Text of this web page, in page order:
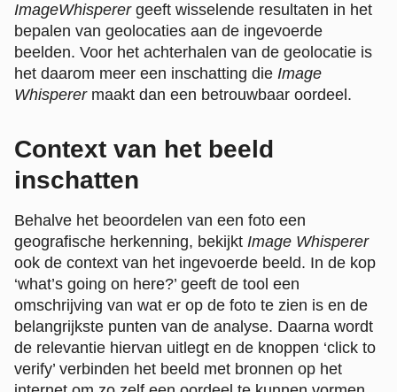
ImageWhisperergeeft wisselende resultaten in het
bepalen van geolocaties aan de ingevoerde
beelden. Voor het achterhalen van de geolocatie is
het daarom meer een inschatting die Image
Whisperer maakt dan een betrouwbaar oordeel.
Context van het beeld
inschatten
Behalve het beoordelen van een foto een
geografische herkenning, bekijkt Image Whisperer
ook de context van het ingevoerde beeld. In de kop
‘what’s going on here?’ geeft de tool een
omschrijving van wat er op de foto te zien is en de
belangrijkste punten van de analyse. Daarna wordt
de relevantie hiervan uitlegt en de knoppen ‘click to
verify’ verbinden het beeld met bronnen op het